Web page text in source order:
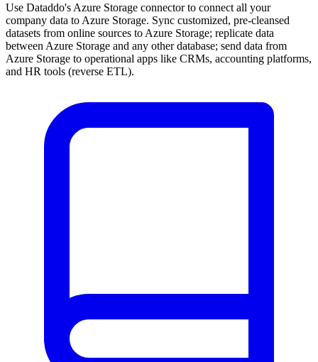
Use Dataddo's Azure Storage connector to connect all your
company data to Azure Storage. Sync customized, pre-cleansed
datasets from online sources to Azure Storage; replicate data
between Azure Storage and any other database; send data from
Azure Storage to operational apps like CRMs, accounting platforms,
and HR tools (reverse ETL).